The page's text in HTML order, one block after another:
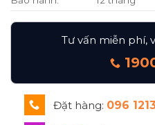
Tư vấn miễn phí,
Đặt hàng: 096